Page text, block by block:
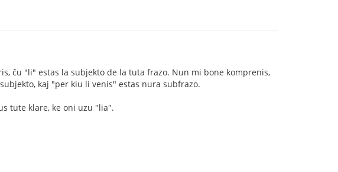
ĉu "li" estas la subjekto de la tuta frazo. Nun mi bone komprenis,
kaj "per kiu li venis" estas nura subfrazo.
tute klare, ke oni uzu "lia".